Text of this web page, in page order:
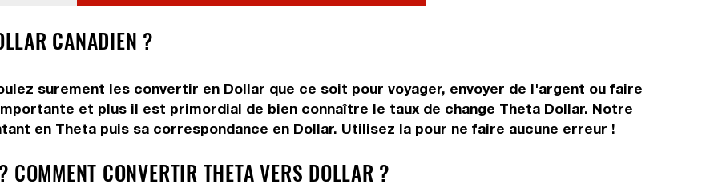
CANADIEN ?
surement les convertir en Dollar que ce soit pour voyager, envoyer de l'argent ou faire
et plus il est primordial de bien connaître le taux de change Theta Dollar. Notre
en Theta puis sa correspondance en Dollar. Utilisez la pour ne faire aucune erreur !
COMMENT CONVERTIR THETA VERS DOLLAR ?